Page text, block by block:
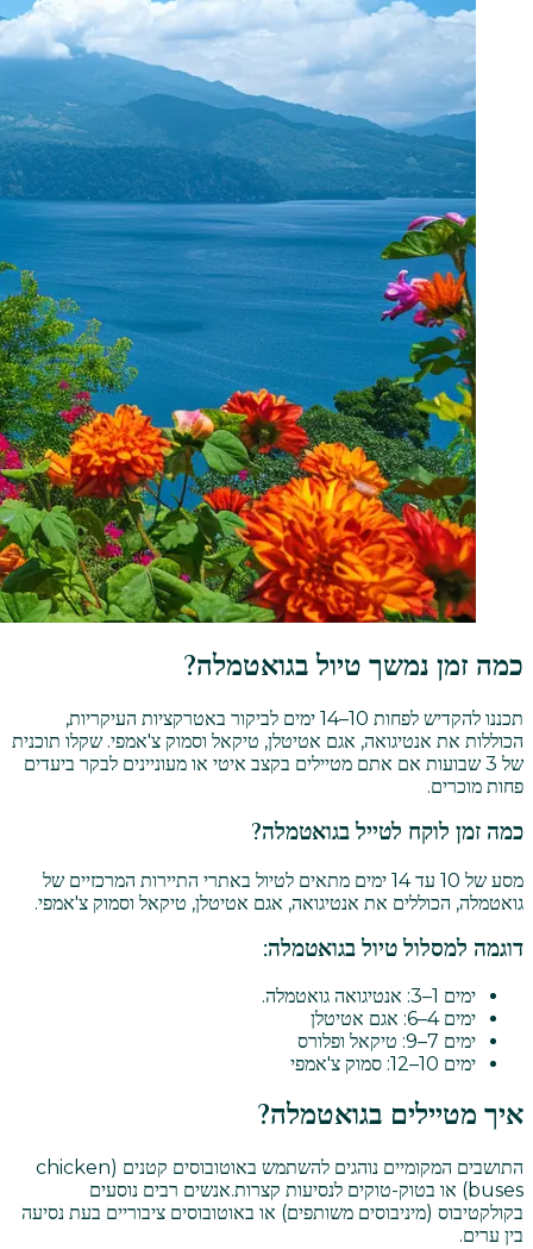
כמה זמן נמשך טיול בגואטמלה?
תכננו להקדיש לפחות 10–14 ימים לביקור באטרקציות העיקריות,
הכוללות את אנטיגואה, אגם אטיטלן, טיקאל וסמוק צ'אמפי. שקלו תוכנית
של 3 שבועות אם אתם מטיילים בקצב איטי או מעוניינים לבקר ביעדים
פחות מוכרים.
כמה זמן לוקח לטייל בגואטמלה?
מסע של 10 עד 14 ימים מתאים לטיול באתרי התיירות המרכזיים של
גואטמלה, הכוללים את אנטיגואה, אגם אטיטלן, טיקאל וסמוק צ'אמפי.
דוגמה למסלול טיול בגואטמלה:
ימים 1–3: אנטיגואה גואטמלה.
ימים 4–6: אגם אטיטלן
ימים 7–9: טיקאל ופלורס
ימים 10–12: סמוק צ'אמפי
איך מטיילים בגואטמלה?
התושבים המקומיים נוהגים להשתמש באוטובוסים קטנים (chicken
buses) או בטוק-טוקים לנסיעות קצרות.
אנשים רבים נוסעים
בקולקטיבוס (מיניבוסים משותפים) או באוטובוסים ציבוריים בעת נסיעה
בין ערים.